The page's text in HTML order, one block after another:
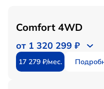
Comfort 4WD
от 1 320 299 ₽
17 279 ₽/мес.